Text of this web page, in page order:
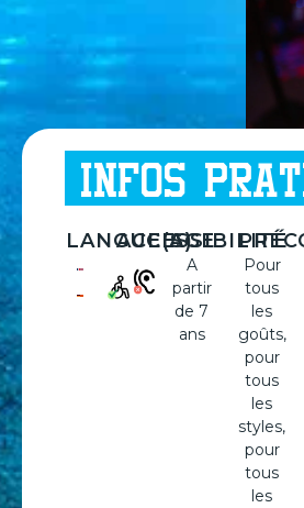
INFOS
LANGUE(S)
ACCESSIBILITÉ
AGE
A
partir
de 7
ans
Pour
tous
les
goûts,
pour
tous
les
styles,
pour
tous
les